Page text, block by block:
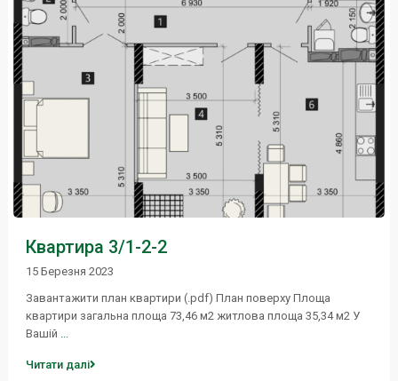
Квартира 3/1-2-2
15 Березня 2023
Завантажити план квартири (.pdf) План поверху Площа
квартири загальна площа 73,46 м2 житлова площа 35,34 м2 У
Вашій
Читати далі